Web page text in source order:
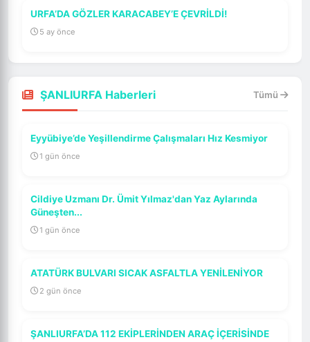
URFA’DA GÖZLER KARACABEY’E ÇEVRİLDİ!
5 ay önce
ŞANLIURFA Haberleri Tümü
Eyyübiye’de Yeşillendirme Çalışmaları Hız Kesmiyor
1 gün önce
Cildiye Uzmanı Dr. Ümit Yılmaz'dan Yaz Aylarında
Güneşten...
1 gün önce
ATATÜRK BULVARI SICAK ASFALTLA YENİLENİYOR
2 gün önce
ŞANLIURFA’DA 112 EKİPLERİNDEN ARAÇ İÇERİSİNDE